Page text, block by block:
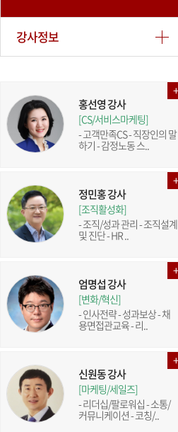
강사정보
홍선영 강사
[CS/서비스마케팅]
- 고객만족CS - 직장인의 말
하기 - 감정노동 스..
정민홍 강사
[조직활성화]
- 조직/성과 관리 - 조직설계
및 진단 - HR ..
엄명섭 강사
[변화/혁신]
- 인사전략 - 성과보상 - 채
용면접관교육 - 리..
신원동 강사
[마케팅/세일즈]
- 리더십/팔로워십 - 소통/
커뮤니케이션 - 코칭/..